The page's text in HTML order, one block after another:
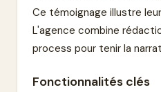
Ce témoignage illustre
L'agence combine
process pour tenir la
Fonctionnalités clés